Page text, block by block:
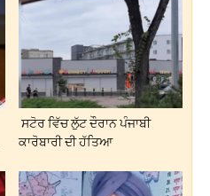
ਸਟੋਰ ਵਿੱਚ ਲੁੱਟ ਦੌਰਾਨ ਪੰਜਾਬੀ
ਕਾਰੋਬਾਰੀ ਦੀ ਹੱਤਿਆ